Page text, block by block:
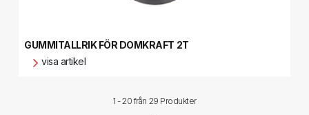
GUMMITALLRIK FÖR DOMKRAFT 2T
visa artikel
1 - 20 från 29 Produkter